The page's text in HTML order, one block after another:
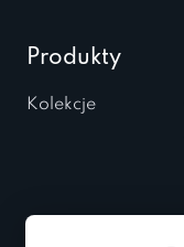
Produkty
Kolekcje